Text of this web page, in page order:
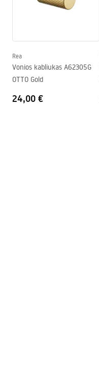
Rea
Vonios kabliukas A62305G
OTTO Gold
24,00 €